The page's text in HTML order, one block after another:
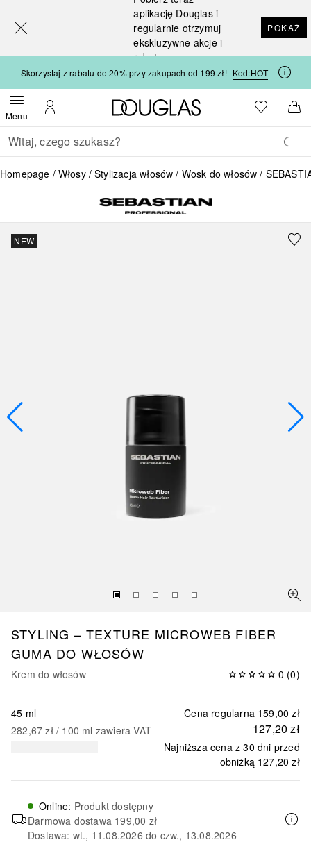
aplikację Douglas i
regularnie otrzymuj
ekskluzywne akcje i
rabaty
POKAŻ
Skorzystaj z rabatu do 20% przy zakupach od 199 zł! Kod:HOT
MenuOtwórz menuMoje konto
Strona główna Douglas
Do listyDo
Wracać
Wykonaj wyszukiwanie
Homepage Włosy Stylizacja włosów Wosk do włosów
NEW
STYLING – TEXTURE MICROWEB FIBER
GUMA DO WŁOSÓW
Krem do włosów 0 (0)
Cena regularna 159,00 zł
127,20 zł
Najniższa cena z 30 dni przed
obniżką 127,20 zł
45 ml
282,67 zł / 100 ml zawiera VAT
Online: Produkt dostępny
Darmowa dostawa 199,00 zł
Dostawa: wt., 11.08.2026 do czw., 13.08.2026
[navigation.slideout.screenreader]